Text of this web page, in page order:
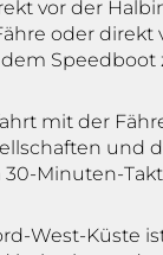
vor der
oder direkt
Speedboot
mit der
und
30-Minuten-Takt
West-Küste